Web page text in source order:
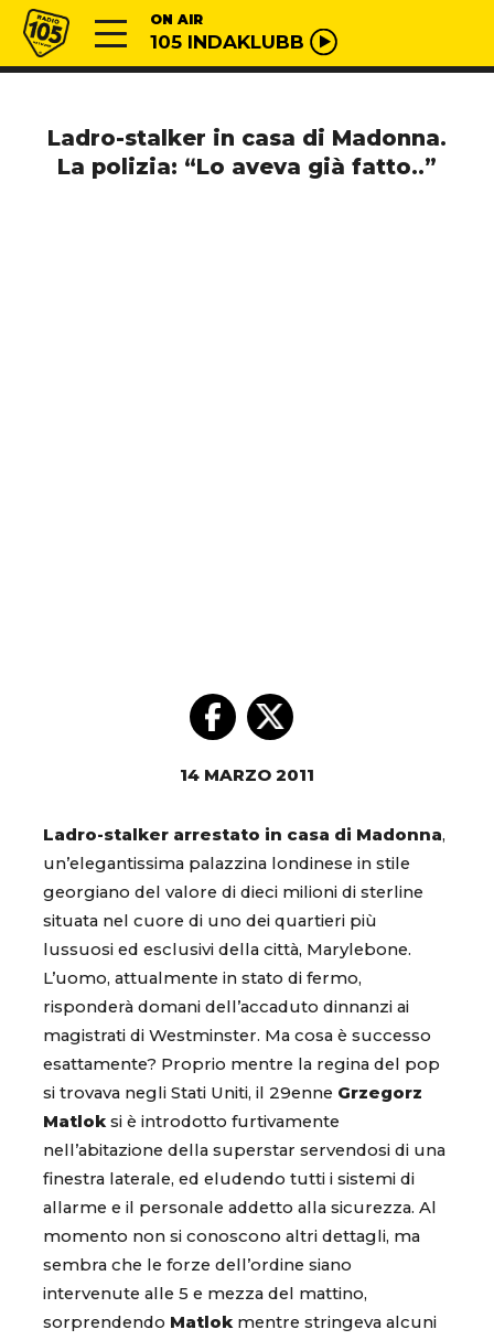
Vai al contenuto
Radio 105 ON AIR
105 INDAKLUBB
Ladro-stalker in casa di Madonna.
La polizia: “Lo aveva già fatto..”
14 MARZO 2011
Ladro-stalker arrestato in casa di Madonna,
un’elegantissima palazzina londinese in stile
georgiano del valore di dieci milioni di sterline
situata nel cuore di uno dei quartieri più
lussuosi ed esclusivi della città, Marylebone.
L’uomo, attualmente in stato di fermo,
risponderà domani dell’accaduto dinnanzi ai
magistrati di Westminster. Ma cosa è successo
esattamente? Proprio mentre la regina del pop
si trovava negli Stati Uniti, il 29enne Grzegorz
Matloksi è introdotto furtivamente
nell’abitazione della superstar servendosi di una
finestra laterale, ed eludendo tutti i sistemi di
allarme e il personale addetto alla sicurezza. Al
momento non si conoscono altri dettagli, ma
sembra che le forze dell’ordine siano
intervenute alle 5 e mezza del mattino,
sorprendendo Matlokmentre stringeva alcuni